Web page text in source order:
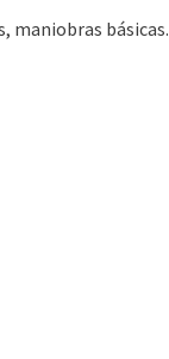
maniobras básicas.